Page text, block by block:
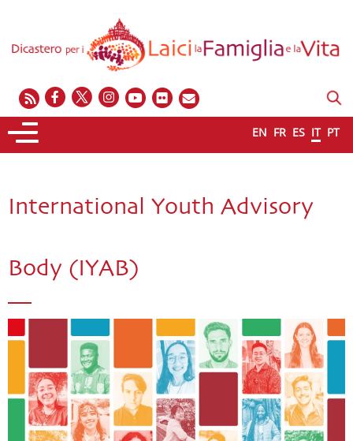
EN FR ES IT PT
International Youth Advisory
Body (IYAB)